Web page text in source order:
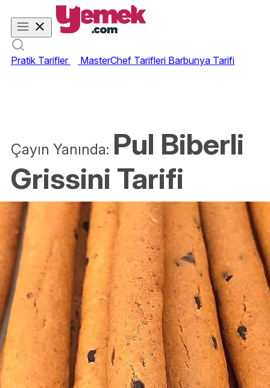
Pratik Tarifler MasterChef Tarifleri Barbunya Tarifi
Çayın Yanında: Pul Biberli
Grissini Tarifi